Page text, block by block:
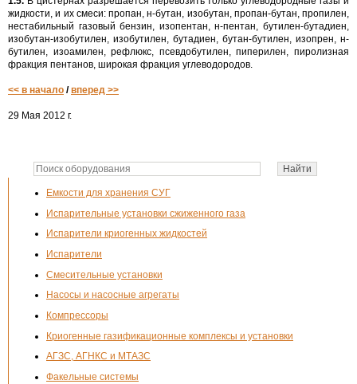
Емкости для хранения СУГ
Испарительные установки сжиженного газа
Испарители криогенных жидкостей
Испарители
Смесительные установки
Насосы и насосные агрегаты
Компрессоры
Криогенные газификационные комплексы и установки
АГЗС, АГНКС и МТАЗС
Факельные системы
жидкости, и их смеси: пропан, н-бутан, изобутан, пропан-бутан, пропилен,
нестабильный газовый бензин, изопентан, н-пентан, бутилен-бутадиен,
изобутан-изобутилен, изобутилен, бутадиен, бутан-бутилен, изопрен, н-
бутилен, изоамилен, рефлюкс, псевдобутилен, пиперилен, пиролизная
фракция пентанов, широкая фракция углеводородов.
<< в начало /вперед >>
29 Мая 2012 г.